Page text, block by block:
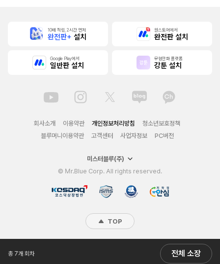
총 7개 회차 전체 소장
10배 적립, 2시간 먼저
완전판+ 설치
원스토어에서
완전판 설치
Google Play에서
일반판 설치
무협만화 플랫폼
강툰 설치
회사소개 이용약관 개인정보처리방침
청소년보호정책
블루머니이용약관
고객센터 사업자정보 PC버전
미스터블루(주)
© Mr.Blue Corp. All rights reserved.
TOP